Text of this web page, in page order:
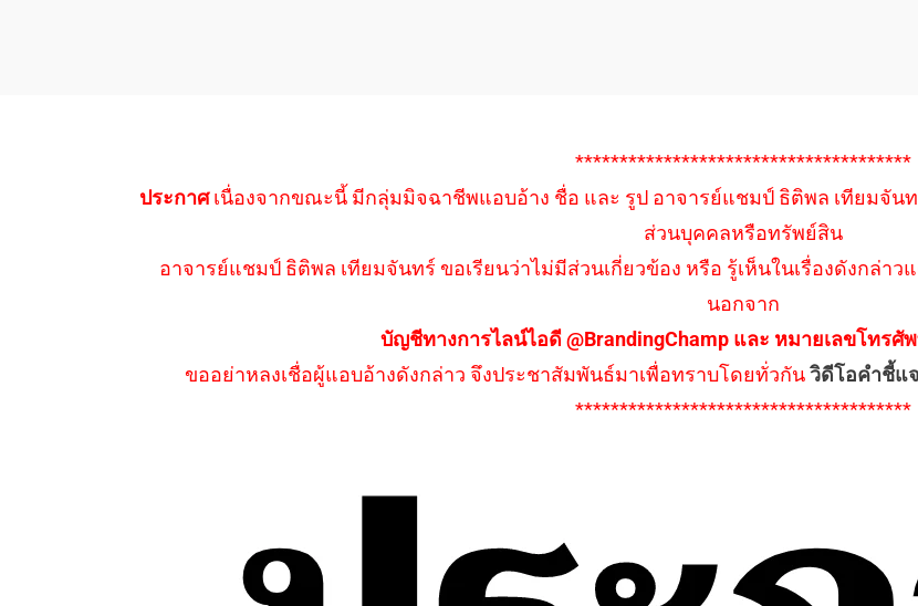
**************************************
ประกาศเนื่องจากขณะนี้ มีกลุ่มมิจฉาชีพแอบอ้าง ชื่อ และ รูป อาจารย์แชมป์ ธิติพล เทียมจัน
ส่วนบุคคลหรือทรัพย์สิน
อาจารย์แชมป์ ธิติพล เทียมจันทร์ ขอเรียนว่าไม่มีส่วนเกี่ยวข้อง หรือ รู้เห็นในเรื่องดังกล่า
นอกจาก
บัญชีทางการไลน์ไอดี @BrandingChamp และ หมายเลขโทรศั
ขออย่าหลงเชื่อผู้แอบอ้างดังกล่าว จึงประชาสัมพันธ์มาเพื่อทราบโดยทั่วกันวิดีโอคำชี้แ
**************************************